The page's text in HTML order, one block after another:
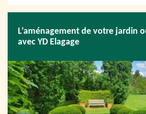
L’aménagement de votre jardin
avec YD Elagage